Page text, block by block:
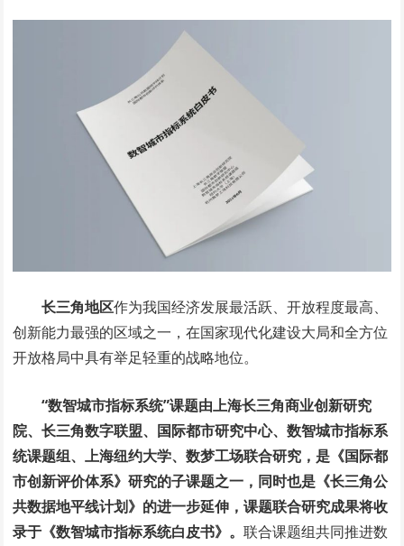
长三角地区作为我国经济发展最活跃、开放程度最高、
创新能力最强的区域之一，在国家现代化建设大局和全方位
开放格局中具有举足轻重的战略地位。
“数智城市指标系统”课题由上海长三角商业创新研究
院、长三角数字联盟、国际都市研究中心、数智城市指标系
统课题组、上海纽约大学、数梦工场联合研究，是《国际都
市创新评价体系》研究的子课题之一，同时也是《长三角公
共数据地平线计划》的进一步延伸，课题联合研究成果将收
录于《数智城市指标系统白皮书》。联合课题组共同推进数